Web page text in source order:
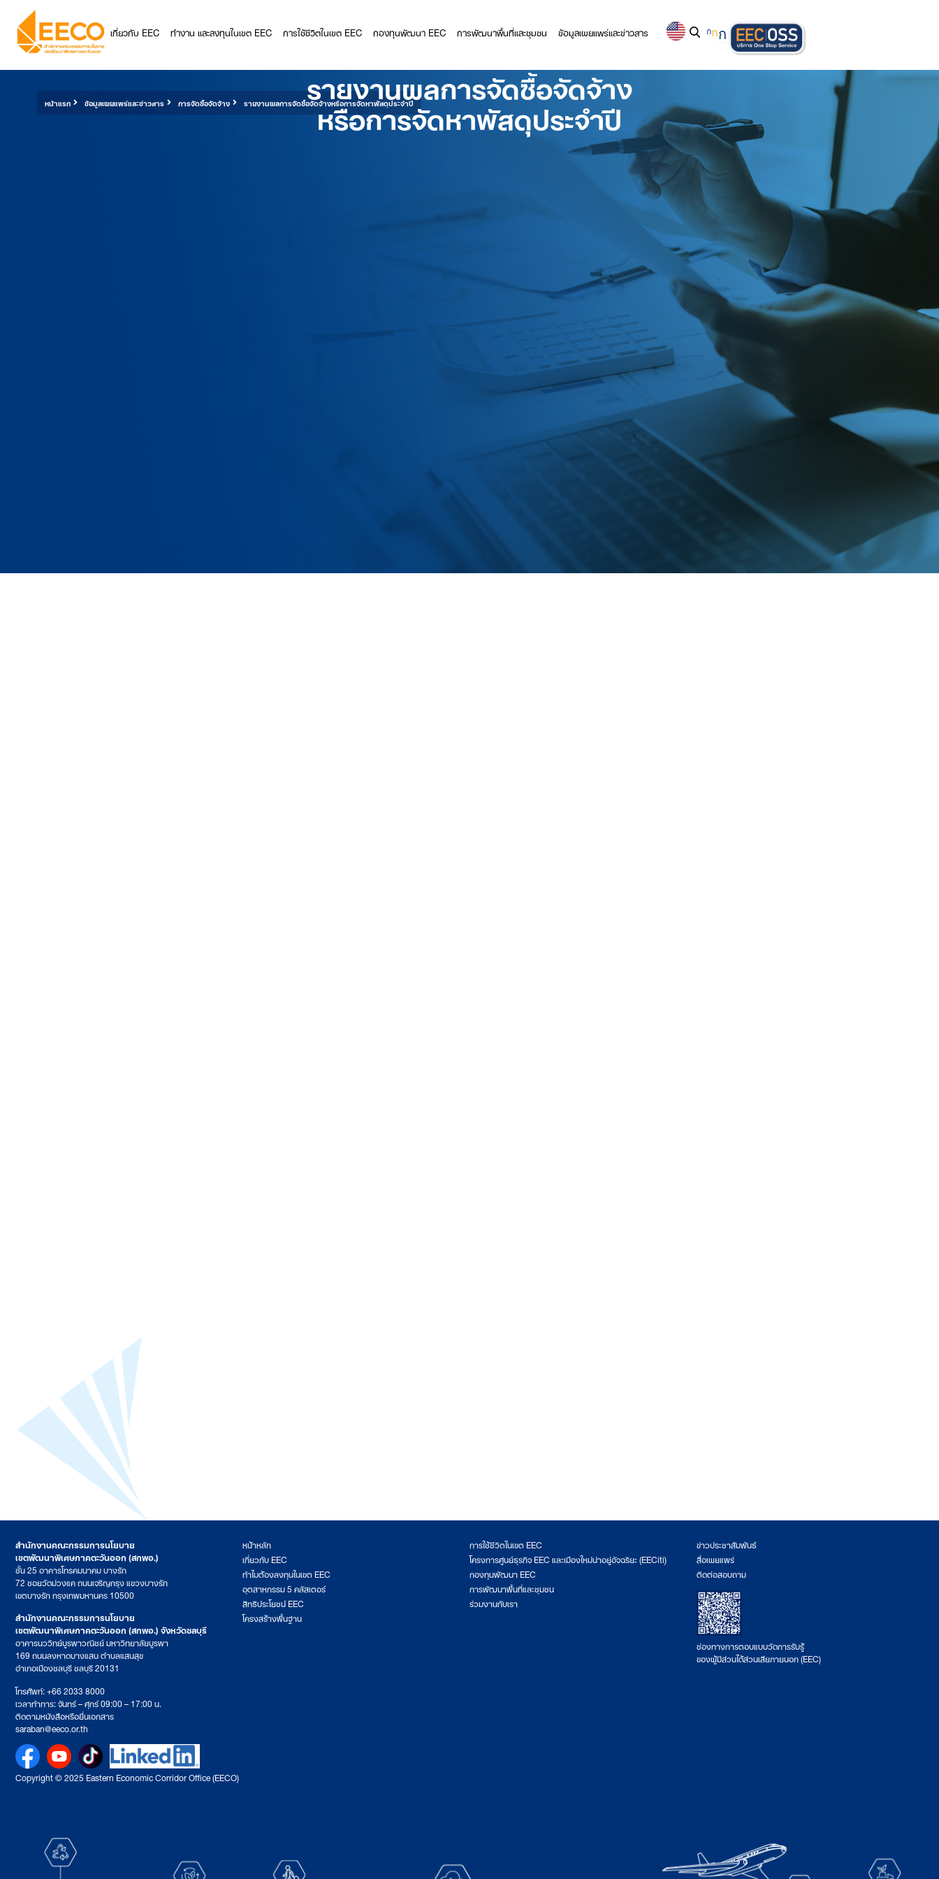
เกี่ยวกับ EEC ทำงาน และลงทุนในเขต EEC การใช้ชีวิตในเขต EEC กองทุนพัฒนา EEC การพัฒนาพื้นที่และชุมชน ข้อมูลเผยแพร่และข่าวสาร กกก
หน้าแรก ข้อมูลเผยแพร่และข่าวสาร การจัดซื้อจัดจ้าง รายงานผลการจัดซื้อจัดจ้างหรือการจัดหาพัสดุประจำปี
รายงานผลการจัดซื้อจัดจ้าง
หรือการจัดหาพัสดุประจำปี
สำนักงานคณะกรรมการนโยบาย
เขตพัฒนาพิเศษภาคตะวันออก (สกพอ.)
ชั้น 25 อาคารโทรคมนาคม บางรัก
72 ซอยวัดม่วงแค ถนนเจริญกรุง แขวงบางรัก
เขตบางรัก กรุงเทพมหานคร 10500
สำนักงานคณะกรรมการนโยบาย
เขตพัฒนาพิเศษภาคตะวันออก (สกพอ.) จังหวัดชลบุรี
อาคารนววิทย์บูรพาวณิชย์ มหาวิทยาลัยบูรพา
169 ถนนลงหาดบางแสน ตำบลแสนสุข
อำเภอเมืองชลบุรี ชลบุรี 20131
โทรศัพท์: +66 2033 8000
เวลาทำการ: จันทร์ – ศุกร์ 09:00 – 17:00 น.
ติดตามหนังสือหรือยื่นเอกสาร
saraban@eeco.or.th
หน้าหลัก
เกี่ยวกับ EEC
ทำไมต้องลงทุนในเขต EEC
อุตสาหกรรม 5 คลัสเตอร์
สิทธิประโยชน์ EEC
โครงสร้างพื้นฐาน
การใช้ชีวิตในเขต EEC
โครงการศูนย์ธุรกิจ EEC และเมืองใหม่น่าอยู่อัจฉริยะ (EECiti)
กองทุนพัฒนา EEC
การพัฒนาพื้นที่และชุมชน
ร่วมงานกับเรา
ข่าวประชาสัมพันธ์
สื่อเผยแพร่
ติดต่อสอบถาม
ช่องทางการตอบแบบวัดการรับรู้
ของผู้มีส่วนได้ส่วนเสียภายนอก (EEC)
Copyright © 2025 Eastern Economic Corridor Office (EECO)